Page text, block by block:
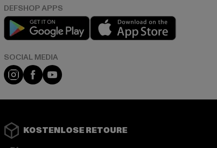
Play market
Instagram
FacebookYouTube
KOSTENLOSE RETOURE